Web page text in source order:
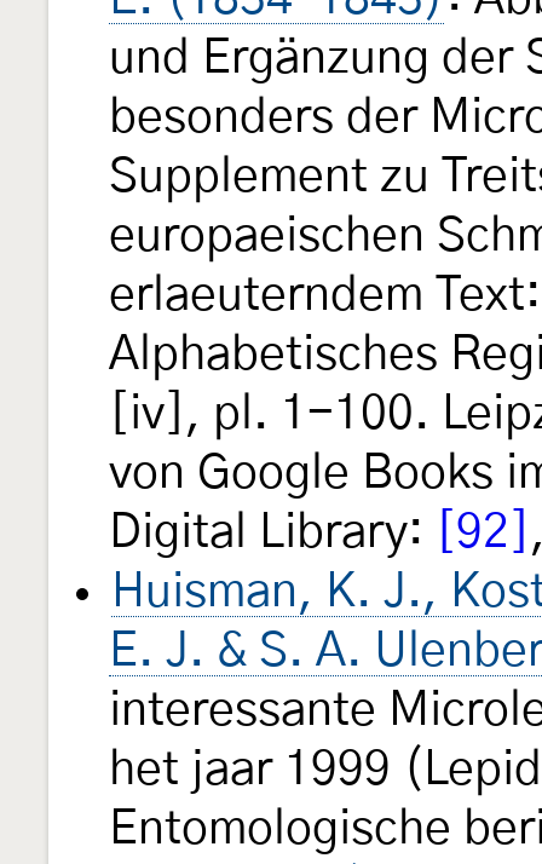
und Ergänzung der
besonders der
Supplement zu
europaeischen
erlaeuterndem
Alphabetisches
[iv], pl. 1-100.
von Google Books
Digital Library:
[92]
Huisman, K. J.,
E. J. & S. A.
interessante
het jaar 1999
Entomologische